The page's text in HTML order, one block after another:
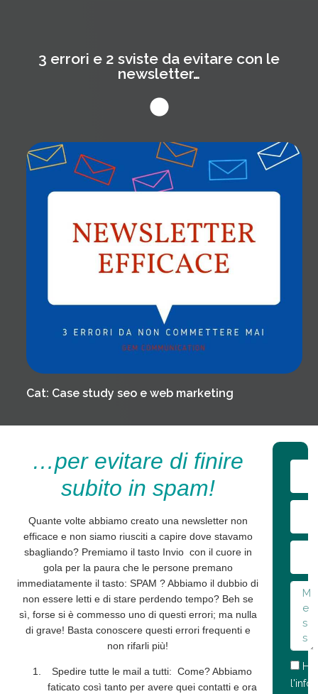
3 errori e 2 sviste da evitare con le
newsletter…
Cat: Case study seo e web marketing
…per evitare di finire
subito in spam!
Quante volte abbiamo creato una newsletter non
efficace e non siamo riusciti a capire dove stavamo
sbagliando? Premiamo il tasto Invio con il cuore in
gola per la paura che le persone premano
immediatamente il tasto:SPAM ? Abbiamo il dubbio di
non essere letti e di stare perdendo tempo? Beh se
sì, forse si è commesso uno di questi errori; ma nulla
di grave! Basta conoscere questi errori frequenti e
non rifarli più!
Spedire tutte le mail a tutti: Come? Abbiamo
faticato così tanto per avere quei contatti e ora